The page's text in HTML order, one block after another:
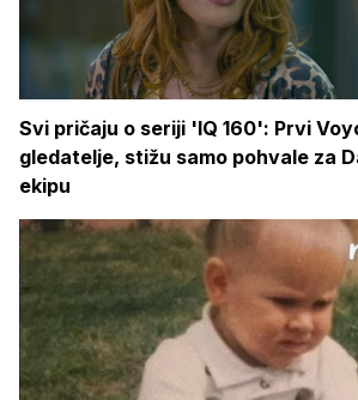
Svi pričaju o seriji 'IQ 160': Prvi
gledatelje, stižu samo pohvale za
ekipu